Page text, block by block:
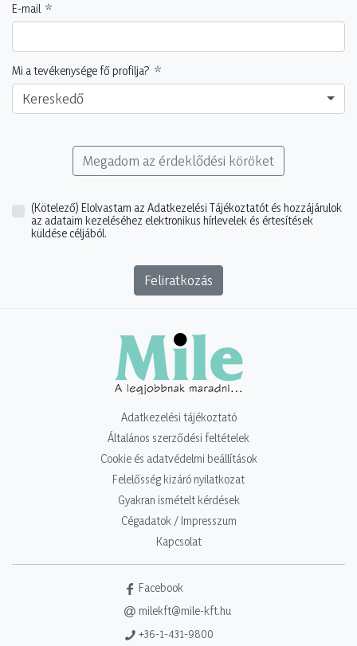
E-mail
Mi a tevékenysége fő profilja?
Kereskedő
Megadom az érdeklődési köröket
(Kötelező) Elolvastam az Adatkezelési Tájékoztatót és hozzájárulok
az adataim kezeléséhez elektronikus hírlevelek és értesítések
küldése céljából.
Feliratkozás
Adatkezelési tájékoztató
Általános szerződési feltételek
Cookie és adatvédelmi beállítások
Felelősség kizáró nyilatkozat
Gyakran ismételt kérdések
Cégadatok / Impresszum
Kapcsolat
Facebook
milekft@mile-kft.hu
+36-1-431-9800